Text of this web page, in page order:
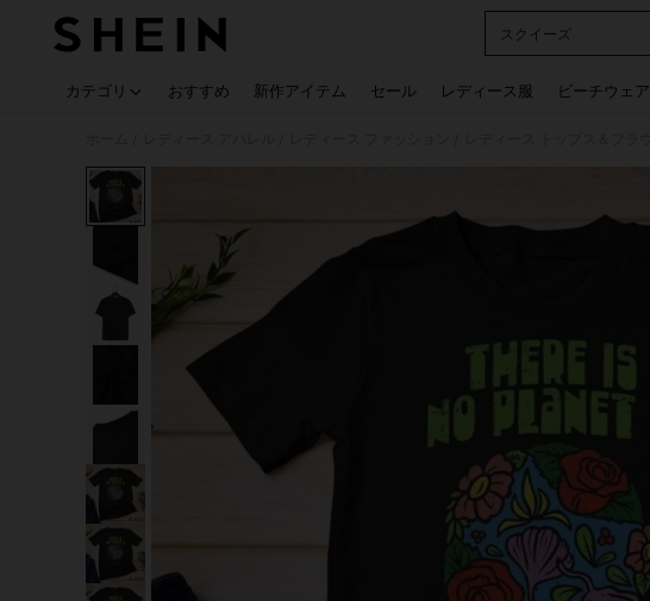
スクイーズ
カテゴリ おすすめ 新作アイテム セール レディース服 ビーチウェア